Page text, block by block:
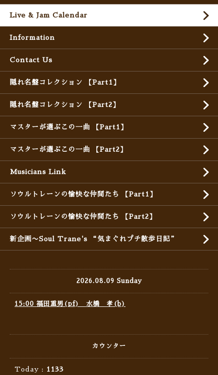
Live & Jam Calendar
Information
Contact Us
隠れ名盤コレクション 【Part1】
隠れ名盤コレクション 【Part2】
マスターが選ぶこの一曲 【Part1】
マスターが選ぶこの一曲 【Part2】
Musicians Link
ソウルトレーンの愉快な仲間たち 【Part1】
ソウルトレーンの愉快な仲間たち 【Part2】
新企画〜Soul Trane's “気まぐれプチ散歩日記”
2026.08.09 Sunday
15:00 福田重男(pf) 水橋 孝(b)
カウンター
Today : 1133